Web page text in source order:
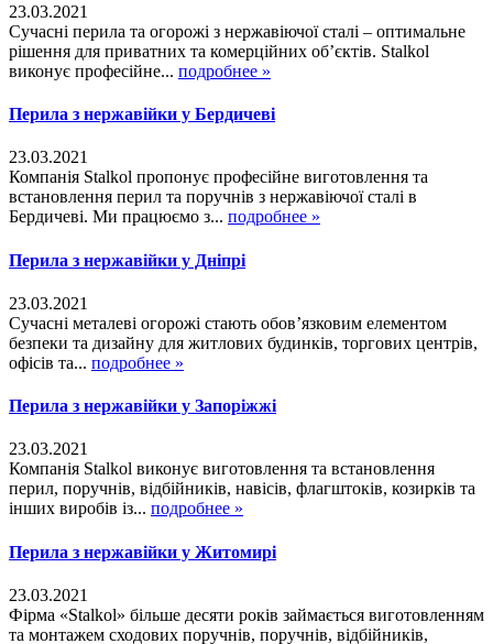
23.03.2021
Сучасні перила та огорожі з нержавіючої сталі – оптимальне
рішення для приватних та комерційних об’єктів. Stalkol
виконує професійне... подробнее »
Перила з нержавійки у Бердичеві
23.03.2021
Компанія Stalkol пропонує професійне виготовлення та
встановлення перил та поручнів з нержавіючої сталі в
Бердичеві. Ми працюємо з... подробнее »
Перила з нержавійки у Дніпрі
23.03.2021
Сучасні металеві огорожі стають обов’язковим елементом
безпеки та дизайну для житлових будинків, торгових центрів,
офісів та... подробнее »
Перила з нержавійки у Запоріжжі
23.03.2021
Компанія Stalkol виконує виготовлення та встановлення
перил, поручнів, відбійників, навісів, флагштоків, козирків та
інших виробів із... подробнее »
Перила з нержавійки у Житомирі
23.03.2021
Фірма «Stalkol» більше десяти років займається виготовленням
та монтажем сходових поручнів, поручнів, відбійників,